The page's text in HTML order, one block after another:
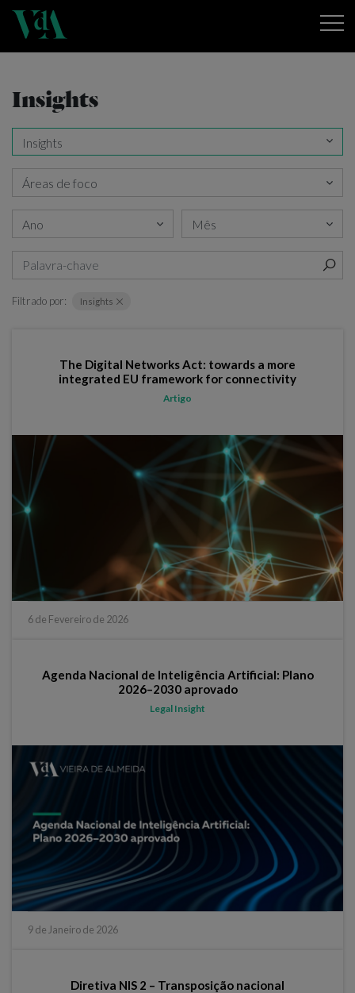
Insights
Filtrado por: Insights
The Digital Networks Act: towards a more
integrated EU framework for connectivity
Artigo
6 de Fevereiro de 2026
Agenda Nacional de Inteligência Artificial: Plano
2026–2030 aprovado
Legal Insight
9 de Janeiro de 2026
Diretiva NIS 2 – Transposição nacional